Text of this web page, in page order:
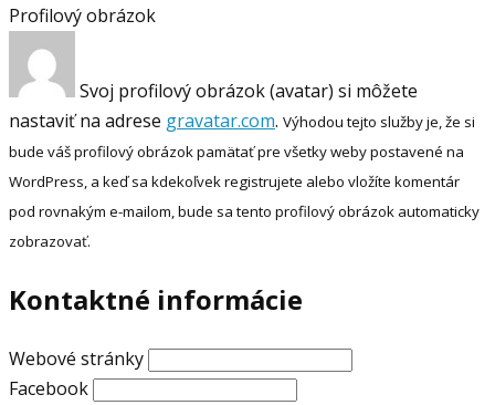
Profilový obrázok
Svoj profilový obrázok (avatar) si môžete
nastaviť na adrese gravatar.com. Výhodou tejto služby je, že si
bude váš profilový obrázok pamätať pre všetky weby postavené na
WordPress, a keď sa kdekoľvek registrujete alebo vložíte komentár
pod rovnakým e-mailom, bude sa tento profilový obrázok automaticky
zobrazovať.
Kontaktné informácie
Webové stránky
Facebook